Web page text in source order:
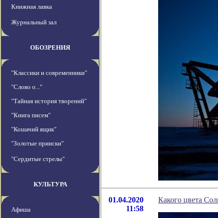
Книжная лавка
Журнальный зал
ОБОЗРЕНИЯ
"Классики и современники"
"Слово о..."
"Тайная история творений"
"Книга писем"
"Кошачий ящик"
"Золотые прииски"
"Сердитые стрелы"
КУЛЬТУРА
Афиша
01.04.2020
11:58
Какого цвета